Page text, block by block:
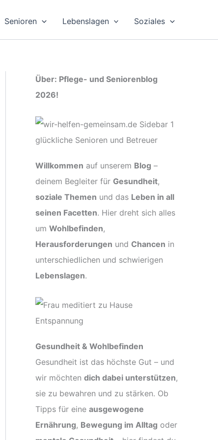
Senioren Lebenslagen Soziales
Über: Pflege- und Seniorenblog
2026!
Willkommen auf unserem Blog –
deinem Begleiter für Gesundheit,
soziale Themen und das Leben in all
seinen Facetten. Hier dreht sich alles
um Wohlbefinden,
Herausforderungen und Chancen in
unterschiedlichen und schwierigen
Lebenslagen.
Gesundheit & Wohlbefinden
Gesundheit ist das höchste Gut – und
wir möchten dich dabei unterstützen,
sie zu bewahren und zu stärken. Ob
Tipps für eine ausgewogene
Ernährung, Bewegung im Alltag oder